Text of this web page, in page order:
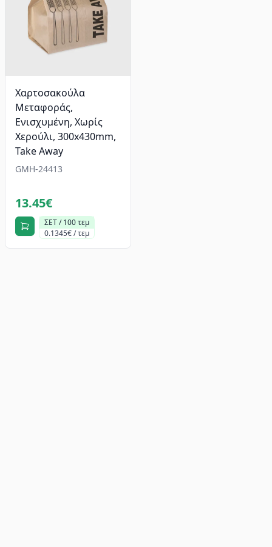
Χαρτοσακούλα
Μεταφοράς,
Ενισχυμένη, Χωρίς
Χερούλι, 300x430mm,
Take Away
GMH-24413
13.45€
ΣΕΤ / 100 τεμ
0.1345€ / τεμ